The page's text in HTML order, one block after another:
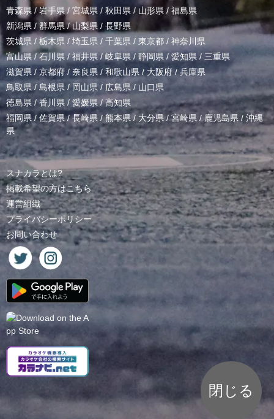
青森県 / 岩手県/ 宮城県 / 秋田県 / 山形県/ 福島県
新潟県 /群馬県/山梨県 / 長野県
茨城県 / 栃木県 / 埼玉県 / 千葉県 / 東京都 / 神奈川県
富山県 /石川県/福井県/岐阜県 / 静岡県 / 愛知県 / 三重県
滋賀県 / 京都府 / 奈良県 / 和歌山県/ 大阪府 /兵庫県
鳥取県/ 島根県 /岡山県/ 広島県 / 山口県
徳島県 /香川県 / 愛媛県/高知県
福岡県/佐賀県/長崎県 /熊本県/ 大分県/宮崎県 /鹿児島県 / 沖縄
県
スナカラとは?
掲載希望の方はこちら
運営組織
プライバシーポリシー
お問い合わせ
閉じる